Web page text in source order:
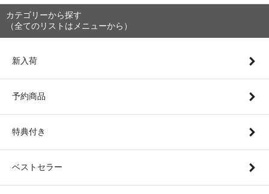
カテゴリーから探す
（全てのリストはメニューから）
新入荷
予約商品
特典付き
ベストセラー